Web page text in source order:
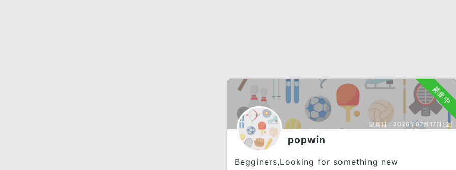
募集中
更新日： 2026年07月17日(金)
popwin
Begginers,Looking for something new